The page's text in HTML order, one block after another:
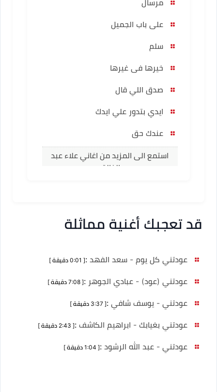
مرسال
على باب الجميل
سلم
خيرها فى غيرها
صدق اللي قال
ايدي بتدور علي ايدك
عندك حق
استمع الى المزيد من اغاني علاء عبد
الخالق
قد تعجبك أغنية مماثلة
عودتني كل يوم - سعد الفهد :[ 0:01 دقيقة ]
عودتني (عود) - عبادي الجوهر :[ 7:08 دقيقة ]
عودتني - يوسف شافي :[ 3:37 دقيقة ]
عودتني بغيابك - ابراهيم الكاشف :[ 2:43 دقيقة ]
عودتني - عبد الله الرشود :[ 1:04 دقيقة ]